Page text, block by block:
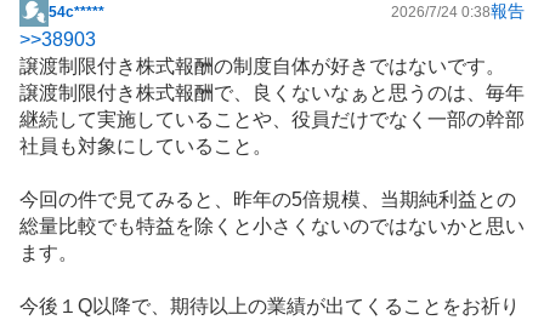
掲
示
板
記
事
54c***** 2026/7/24 0:38報告
>>38903
譲渡制限付き株式報酬の制度自体が好きではないです。
譲渡制限付き株式報酬で、良くないなぁと思うのは、毎年
継続して実施していることや、役員だけでなく一部の幹部
社員も対象にしていること。
今回の件で見てみると、昨年の5倍規模、当期純利益との
総量比較でも特益を除くと小さくないのではないかと思い
ます。
今後１Q以降で、期待以上の業績が出てくることをお祈り